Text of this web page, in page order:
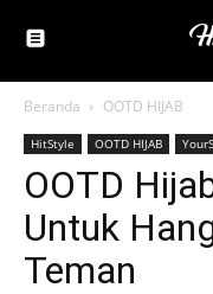
Beranda OOTD HIJAB
HitStyle OOTD HIJAB
OOTD
Untuk
Teman